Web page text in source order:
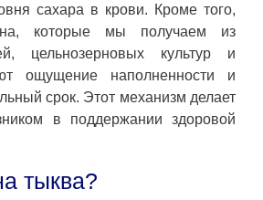
сахара в крови. Кроме того,
которые мы получаем из
цельнозерновых культур и
ощущение наполненности и
срок. Этот механизм делает
в поддержании здоровой
тыква?